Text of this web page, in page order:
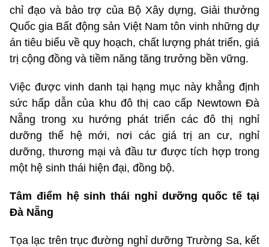
chỉ đạo và bảo trợ của Bộ Xây dựng, Giải thưởng
Quốc gia Bất động sản Việt Nam tôn vinh những dự
án tiêu biểu về quy hoạch, chất lượng phát triển, giá
trị cộng đồng và tiềm năng tăng trưởng bền vững.
Việc được vinh danh tại hạng mục này khẳng định
sức hấp dẫn của khu đô thị cao cấp Newtown Đà
Nẵng trong xu hướng phát triển các đô thị nghỉ
dưỡng thế hệ mới, nơi các giá trị an cư, nghỉ
dưỡng, thương mại và đầu tư được tích hợp trong
một hệ sinh thái hiện đại, đồng bộ.
Tâm điểm hệ sinh thái nghỉ dưỡng quốc tế tại
Đà Nẵng
Tọa lạc trên trục đường nghỉ dưỡng Trường Sa, kết